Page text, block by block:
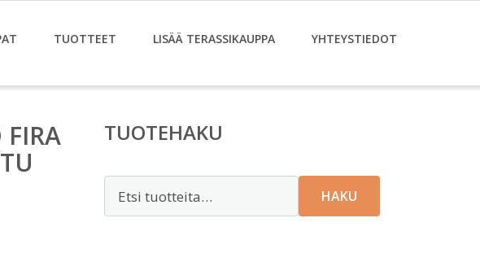
TUOTTEET LISÄÄ TERASSIKAUPPA YHTEYSTIEDOT
TUOTEHAKU
HAKU